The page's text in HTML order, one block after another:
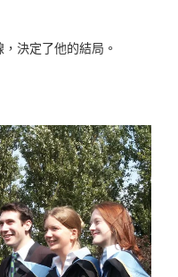
決定了他的結局。